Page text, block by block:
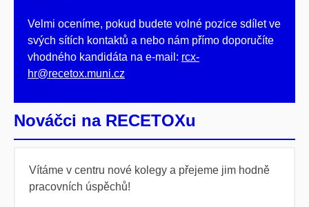
Velmi oceníme, pokud budete volné pozice sdílet ve
svých sítích kontaktů a nebo nám přímo doporučíte
vhodného kandidáta na e-mail: rcx-
hr@recetox.muni.cz
Nováčci na RECETOXu
Vítáme v centru nové kolegy a přejeme jim hodně
pracovních úspěchů!